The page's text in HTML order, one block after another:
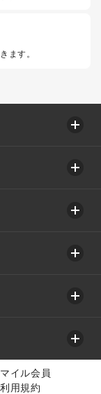
ます。
イル会員
用規約